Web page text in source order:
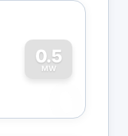
0.5
MW
0